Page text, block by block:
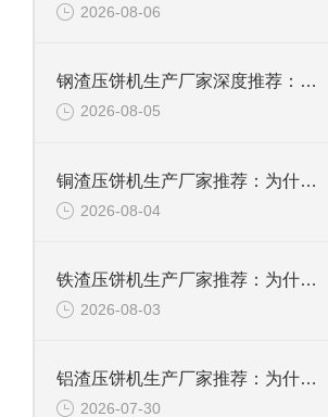
2026-08-06
钢渣压饼机生产厂家深度推荐：为何恩派特成为高净值产线的优选
2026-08-05
铜渣压饼机生产厂家推荐：为什么恩派特成为众多企业的信赖？
2026-08-04
铁渣压饼机生产厂家推荐：为什么恩派特成为众多企业的优选？
2026-08-03
铝渣压饼机生产厂家推荐：为什么恩派特是值得信赖的选择？
2026-07-30